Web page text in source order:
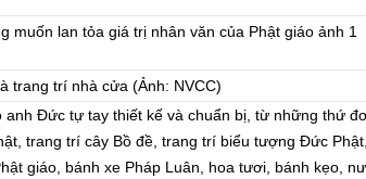
trang trí nhà cửa (Ảnh: NVCC)
Đức tự tay thiết kế và chuẩn bị, từ những thứ
trang trí cây Bồ đề, trang trí biểu tượng Đức Phật,
giáo, bánh xe Pháp Luân, hoa tươi, bánh kẹo,